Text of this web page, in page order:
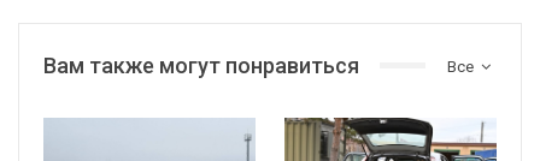
Все
Вам также могут понравиться